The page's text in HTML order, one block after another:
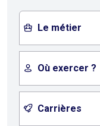
Le métier
Où exercer ?
Carrières